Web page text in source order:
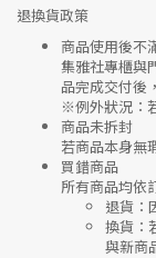
退換貨政策
商品使用後不
集雅社專櫃與
品完成交付後
※例外狀況：
商品未拆封
若商品本身無
買錯商品
所有商品均依
退貨
換貨
與新商